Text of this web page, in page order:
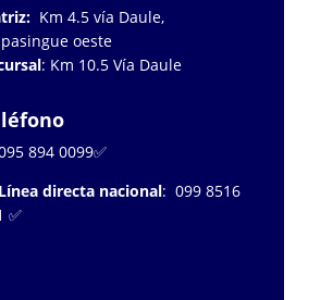
Km 4.5 vía Daule,
oeste
: Km 10.5 Vía Daule
894 0099✅
directa nacional: 099 8516
✅